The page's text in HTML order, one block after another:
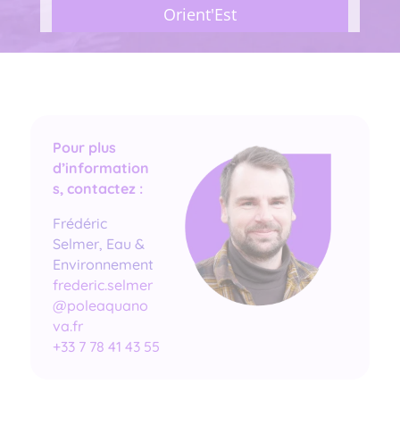
Orient'Est
Pour plus
d’information
s, contactez :
Frédéric
Selmer, Eau &
Environnement
frederic.selmer
@poleaquano
va.fr
+33 7 78 41 43 55